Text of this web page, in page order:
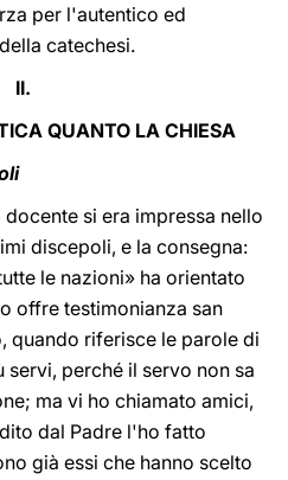
per l'autentico ed
catechesi.
II.
QUANTO LA CHIESA
si era impressa nello
discepoli, e la consegna:
le nazioni» ha orientato
offre testimonianza san
quando riferisce le parole di
servi, perché il servo non sa
ma vi ho chiamato amici,
dal Padre l'ho fatto
già essi che hanno scelto